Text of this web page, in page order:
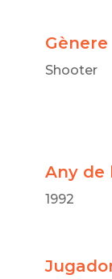
Gènere
Shooter
Any de
1992